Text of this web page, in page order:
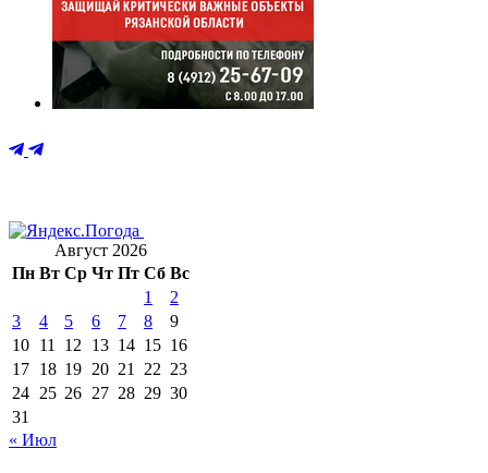
Август 2026
Пн Вт Ср Чт Пт Сб Вс
1
2
3
4 5 6 7 8
9
10 11 12 13 14 15 16
17 18 19 20 21 22 23
24 25 26 27 28 29 30
31
« Июл